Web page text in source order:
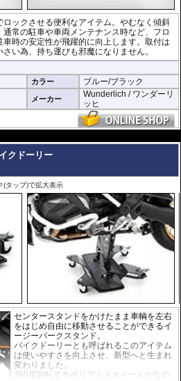
ックさせる便利なアイテム。やむなく傾斜
常の駐車や車両メンテナンス時など、フロ
時の安定性が飛躍的に向上します。取付は
い為、持ち運びも邪魔になりません。
カラー ブルー/ブラック
メーカー
Wunderlich / ワンダーリ
ッヒ
クドーリー
(タップ)で拡大表示
センタースタンドをかけたまま車輌を左右
をはじめ自由に移動させることができるイ
ージーパークスタンド。
バイクドーリーとも呼ばれるこのアイテム
は使いやすさを向上させ、新型へと生まれ
変わりました。
360度回転するポリアミドホイールがなめ